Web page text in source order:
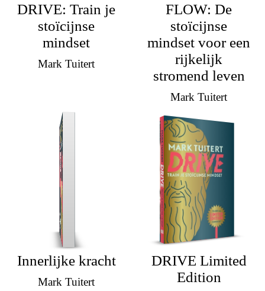
DRIVE: Train je
stoïcijnse
mindset
Mark Tuitert
FLOW: De
stoïcijnse
mindset voor een
rijkelijk
stromend leven
Mark Tuitert
Innerlijke kracht
Mark Tuitert
DRIVE Limited
Edition